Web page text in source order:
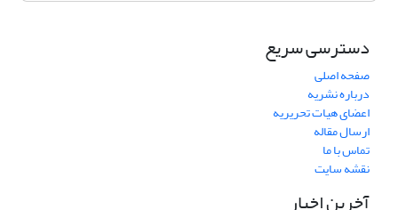
دسترسی سریع
صفحه اصلی
درباره نشریه
اعضای هیات تحریریه
ارسال مقاله
تماس با ما
نقشه سایت
آخرین اخبار